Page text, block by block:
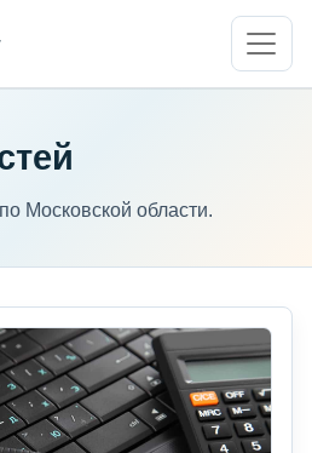
Московской области.